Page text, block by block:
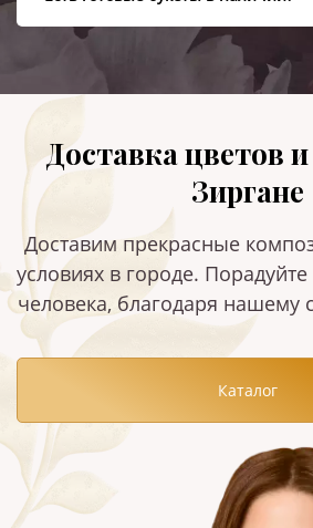
Доставка цветов
Зиргане
Доставим прекрасные
условиях в городе.
человека, благодаря нашему
Каталог